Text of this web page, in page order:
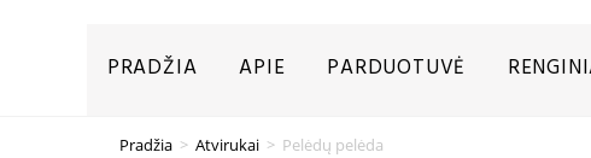
PRADŽIA APIE PARDUOTUVĖ
Pradžia > Atvirukai > Pelėdų pelėda